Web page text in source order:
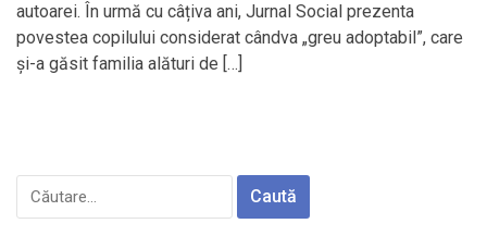
autoarei. În urmă cu câțiva ani, Jurnal Social prezenta
povestea copilului considerat cândva „greu adoptabil”, care
și-a găsit familia alături de […]
Caută
după: